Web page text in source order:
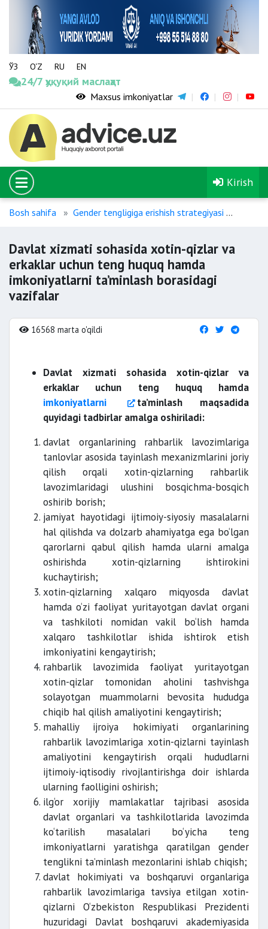
ЎЗ O‘Z RU EN
24/7 ҳуқуқий маслаҳат
Maxsus imkoniyatlar
Kirish
Bosh sahifa Gender tengligiga erishish strategiyasi
Davlat xizmati sohasida xotin-qizlar va
erkaklar uchun teng huquq hamda
imkoniyatlarni ta’minlash borasidagi
vazifalar
16568 marta o'qildi
Davlat xizmati sohasida xotin-qizlar va
erkaklar uchun teng huquq hamda
imkoniyatlarni
ta’minlash maqsadida
quyidagi tadbirlar amalga oshiriladi:
davlat organlarining rahbarlik lavozimlariga
tanlovlar asosida tayinlash mexanizmlarini joriy
qilish orqali xotin-qizlarning rahbarlik
lavozimlaridagi ulushini bosqichma-bosqich
oshirib borish;
jamiyat hayotidagi ijtimoiy-siyosiy masalalarni
hal qilishda va dolzarb ahamiyatga ega bo‘lgan
qarorlarni qabul qilish hamda ularni amalga
oshirishda xotin-qizlarning ishtirokini
kuchaytirish;
xotin-qizlarning xalqaro miqyosda davlat
hamda o‘zi faoliyat yuritayotgan davlat organi
va tashkiloti nomidan vakil bo‘lish hamda
xalqaro tashkilotlar ishida ishtirok etish
imkoniyatini kengaytirish;
rahbarlik lavozimida faoliyat yuritayotgan
xotin-qizlar tomonidan aholini tashvishga
solayotgan muammolarni bevosita hududga
chiqib hal qilish amaliyotini kengaytirish;
mahalliy ijroiya hokimiyati organlarining
rahbarlik lavozimlariga xotin-qizlarni tayinlash
amaliyotini kengaytirish orqali hududlarni
ijtimoiy-iqtisodiy rivojlantirishga doir ishlarda
ularning faolligini oshirish;
ilg‘or xorijiy mamlakatlar tajribasi asosida
davlat organlari va tashkilotlarida lavozimda
ko‘tarilish masalalari bo‘yicha teng
imkoniyatlarni yaratishga qaratilgan gender
tenglikni ta’minlash mezonlarini ishlab chiqish;
davlat hokimiyati va boshqaruvi organlariga
rahbarlik lavozimlariga tavsiya etilgan xotin-
qizlarni O‘zbekiston Respublikasi Prezidenti
huzuridagi Davlat boshqaruvi akademiyasida